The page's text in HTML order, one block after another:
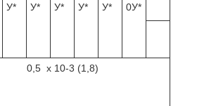
У*
У*
У*
У*
У*
0У*
0,5 х 10-3 (1,8)